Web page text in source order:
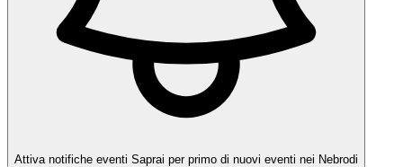
Attiva notifiche eventi Saprai per primo di nuovi eventi nei Nebrodi